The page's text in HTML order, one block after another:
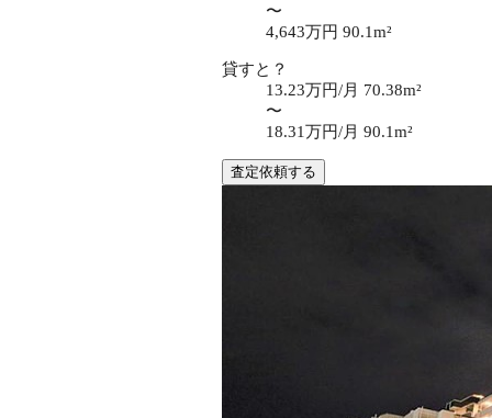
〜
4,643万円 90.1m²
貸すと？
13.23万円/月 70.38m²
〜
18.31万円/月 90.1m²
査定依頼する